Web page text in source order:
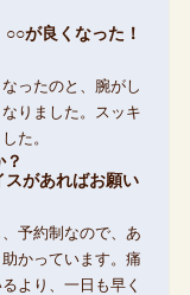
が良くなった！
ったのと、腕がし
りました。スッキ
た。
スがあればお願い
予約制なので、あ
かっています。痛
より、一日も早く